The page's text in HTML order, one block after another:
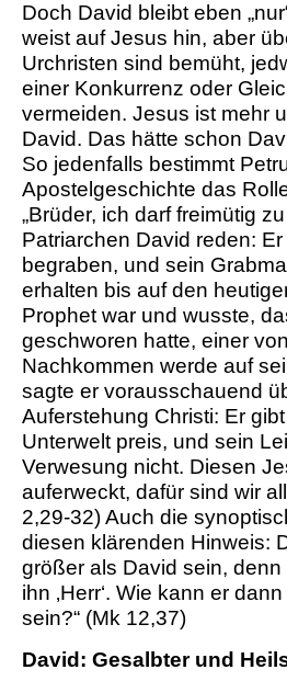
Doch David bleibt eben
weist auf Jesus hin, aber
Urchristen sind bemüht,
einer Konkurrenz oder
vermeiden. Jesus ist mehr
David. Das hätte schon
So jedenfalls bestimmt
Apostelgeschichte das
„Brüder, ich darf freimütig
Patriarchen David reden:
begraben, und sein
erhalten bis auf den
Prophet war und wusste,
geschworen hatte, einer
Nachkommen werde auf
sagte er vorausschauend
Auferstehung Christi: Er
Unterwelt preis, und sein
Verwesung nicht. Diesen
auferweckt, dafür sind wir
2,29-32) Auch die
diesen klärenden Hinweis:
größer als David sein, denn
ihn ‚Herr‘. Wie kann er
sein?“ (Mk 12,37)
David: Gesalbter und